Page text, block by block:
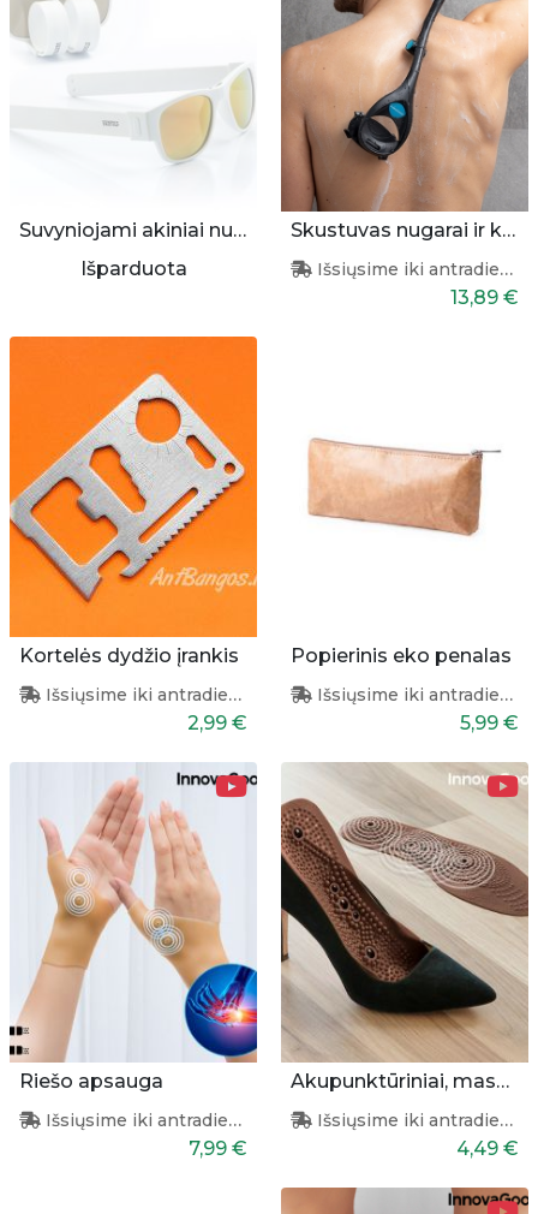
Suvyniojami akiniai nuo saulės (balti)
Išparduota
Skustuvas nugarai ir kūnui
Išsiųsime iki antradienio
13,89 €
Kortelės dydžio įrankis
Išsiųsime iki antradienio
2,99 €
Popierinis eko penalas
Išsiųsime iki antradienio
5,99 €
Riešo apsauga
Išsiųsime iki antradienio
7,99 €
Akupunktūriniai, masažuojantys vidpadžiai
Išsiųsime iki antradienio
4,49 €